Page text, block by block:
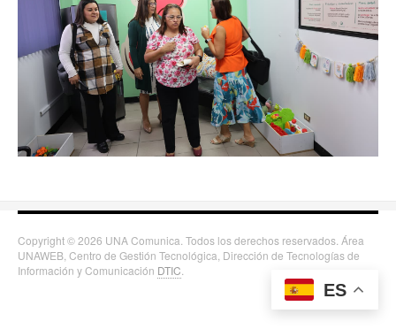
ES
Copyright © 2026 UNA Comunica. Todos los derechos reservados. Área
UNAWEB, Centro de Gestión Tecnológica, Dirección de Tecnologías de
Información y Comunicación DTIC.